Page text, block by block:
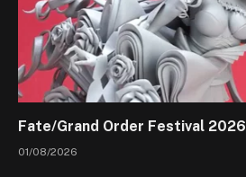
Fate/Grand Order Festival 2026
01/08/2026